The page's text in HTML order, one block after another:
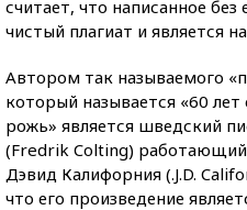
считает, что написанное
чистый плагиат и является
Автором так называемого
который называется «60
рожь» является шведский
(Fredrik Colting)
Дэвид Калифорния (.J.D.
что его произведение